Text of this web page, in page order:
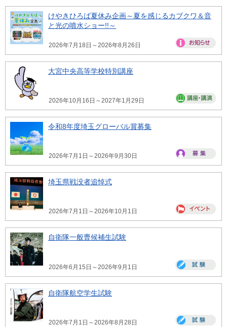
けやきひろば夏休み企画～夏を感じるカブクワ＆音
と光の噴水ショー!!～
2026年7月18日～2026年8月26日
大宮中央高等学校特別講座
2026年10月16日～2027年1月29日
令和8年度埼玉グローバル賞募集
2026年7月1日～2026年9月30日
埼玉県戦没者追悼式
2026年7月1日～2026年10月1日
自衛隊一般曹候補生試験
2026年6月15日～2026年9月1日
自衛隊航空学生試験
2026年7月1日～2026年8月28日